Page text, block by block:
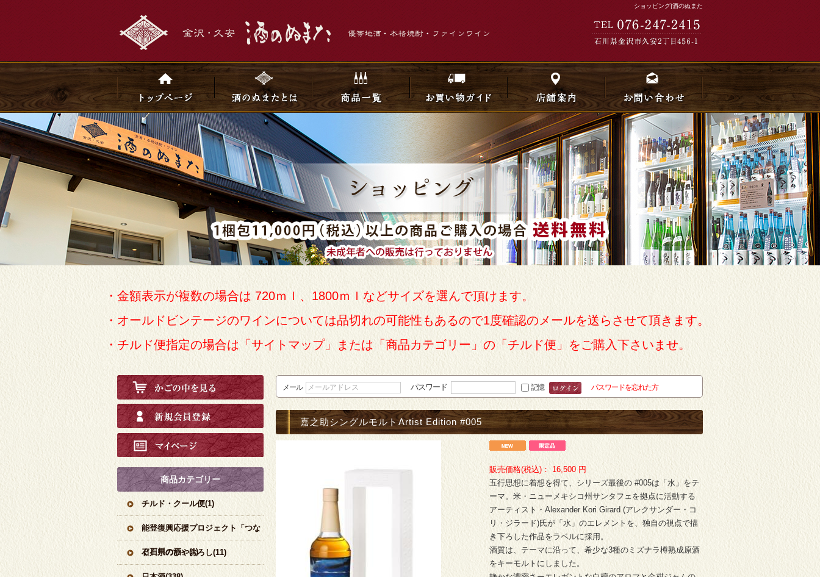
ショッピング|酒のぬまた
・金額表示が複数の場合は 720ｍｌ、1800ｍｌなどサイズを選んで頂けます。
・オールドビンテージのワインについては品切れの可能性もあるので1度確認のメールを送らさせて頂きます。
・チルド便指定の場合は「サイトマップ」または「商品カテゴリー」の「チルド便」をご購入下さいませ。
商品カテゴリー
チルド・クール便(1)
能登復興応援プロジェクト「つな
ぐ石川の酒」(1)
石川県のひやおろし(11)
メール パスワード 記憶 パスワードを忘れた方
嘉之助シングルモルトArtist Edition #005
販売価格(税込)： 16,500 円
五行思想に着想を得て、シリーズ最後の #005は「水」をテ
ーマ。米・ニューメキシコ州サンタフェを拠点に活動する
アーティスト・Alexander Kori Girard (アレクサンダー・コ
リ・ジラード)氏が「水」のエレメントを、独自の視点で描
き下ろした作品をラベルに採用。
酒質は、テーマに沿って、希少な3種のミズナラ樽熟成原酒
をキーモルトにしました。